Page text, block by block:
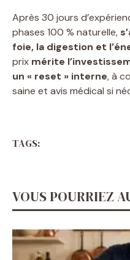
Après 30 jours
phases 100 % naturelle,
foie, la digestion et
prix mérite
un « reset » interne, à
saine et avis médical si
TAGS:
VOUS POURRIEZ